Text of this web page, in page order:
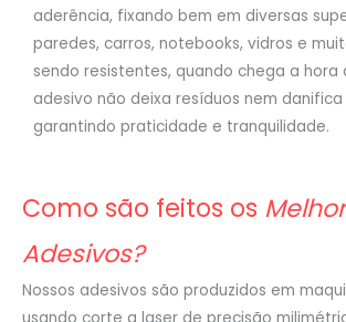
aderência, fixando bem em diversas
paredes, carros, notebooks, vidros e
sendo resistentes, quando chega a hora
adesivo não deixa resíduos nem
garantindo praticidade e tranquilidade.
Como são feitos os
Adesivos?
Nossos adesivos são produzidos em